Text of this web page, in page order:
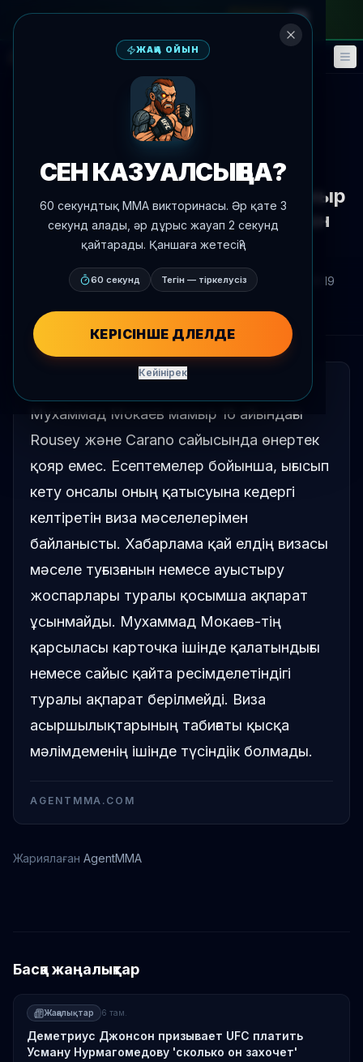
🎮 Фэнтези Оқиғалар
Жаңалықтар
Мухаммад Мокаев visa
мәселелеріне байланысты мамыр
16 Rousey-Carano оқиғасынан
ығысып кетті
Автор: Oscar Nascimento 2026 ж. 9 мамыр
, 19:19
Мухаммад Мокаев мамыр 16 айындағы
Rousey және Carano сайысында өнертек
қояр емес. Есептемелер бойынша, ығысып
кету онсалы оның қатысуына кедергі
келтіретін виза мәселелерімен
байланысты. Хабарлама қай елдің визасы
мәселе туғызғанын немесе ауыстыру
жоспарлары туралы қосымша ақпарат
ұсынмайды. Мухаммад Мокаев-тің
қарсыласы карточка ішінде қалатындығы
немесе сайыс қайта ресімделетіндігі
туралы ақпарат берілмейді. Виза
асыршылықтарының табиғаты қысқа
мәлімдеменің ішінде түсіндіік болмады.
AGENTMMA.COM
Жариялаған AgentMMA
Басқа жаңалықтар
Жаңалықтар 6 там.
Деметриус Джонсон призывает UFC платить
Усману Нурмагомедову 'сколько он захочет'
ЖАҢА ОЙЫН
СЕН КАЗУАЛСЫҢ БА?
60 секундтық MMA викторинасы. Әр қате 3
секунд алады, әр дұрыс жауап 2 секунд
қайтарады. Қаншаға жетесің?
60 секунд Тегін — тіркелусіз
КЕРІСІНШЕ ДӘЛЕЛДЕ
Кейінірек